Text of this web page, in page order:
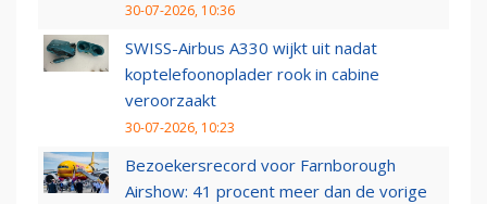
30-07-2026, 10:36
SWISS-Airbus A330 wijkt uit nadat
koptelefoonoplader rook in cabine
veroorzaakt
30-07-2026, 10:23
Bezoekersrecord voor Farnborough
Airshow: 41 procent meer dan de vorige